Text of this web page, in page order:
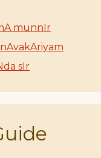
munnIr
sIr